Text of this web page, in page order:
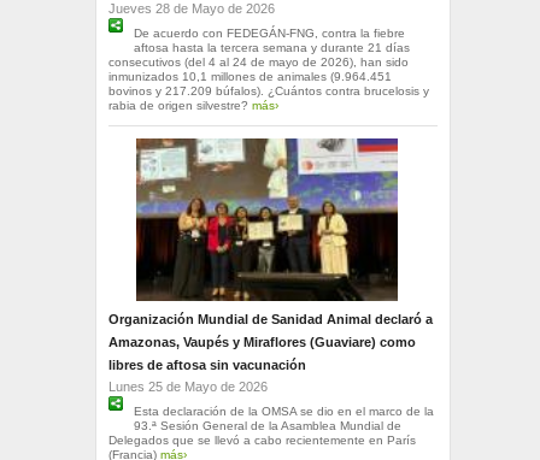
Jueves 28 de Mayo de 2026
De acuerdo con FEDEGÁN-FNG, contra la fiebre
aftosa hasta la tercera semana y durante 21 días
consecutivos (del 4 al 24 de mayo de 2026), han sido
inmunizados 10,1 millones de animales (9.964.451
bovinos y 217.209 búfalos). ¿Cuántos contra brucelosis y
rabia de origen silvestre? más›
Organización Mundial de Sanidad Animal declaró a
Amazonas, Vaupés y Miraflores (Guaviare) como
libres de aftosa sin vacunación
Lunes 25 de Mayo de 2026
Esta declaración de la OMSA se dio en el marco de la
93.ª Sesión General de la Asamblea Mundial de
Delegados que se llevó a cabo recientemente en París
(Francia) más›